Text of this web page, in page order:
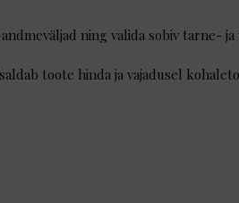
ning valida sobiv tarne- ja
toote hinda ja vajadusel